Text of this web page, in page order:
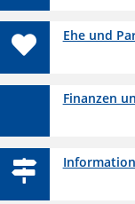
Ehe und
Finanzen